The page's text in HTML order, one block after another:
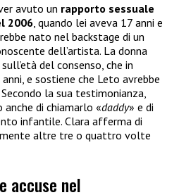
avuto un rapporto sessuale
2006 , quando lei aveva 17 anni e
nato nel backstage di un
dell’artista. La donna
del consenso, che in
e sostiene che Leto avrebbe
la sua testimonianza,
di chiamarlo «daddy» e di
infantile. Clara afferma di
altre tre o quattro volte
accuse nel